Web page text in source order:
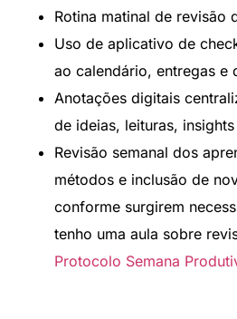
Rotina matinal de revisão
Uso de aplicativo de
ao calendário, entregas e
Anotações digitais
de ideias, leituras,
Revisão semanal dos
métodos e inclusão de
conforme surgirem
tenho uma aula sobre
Protocolo Semana